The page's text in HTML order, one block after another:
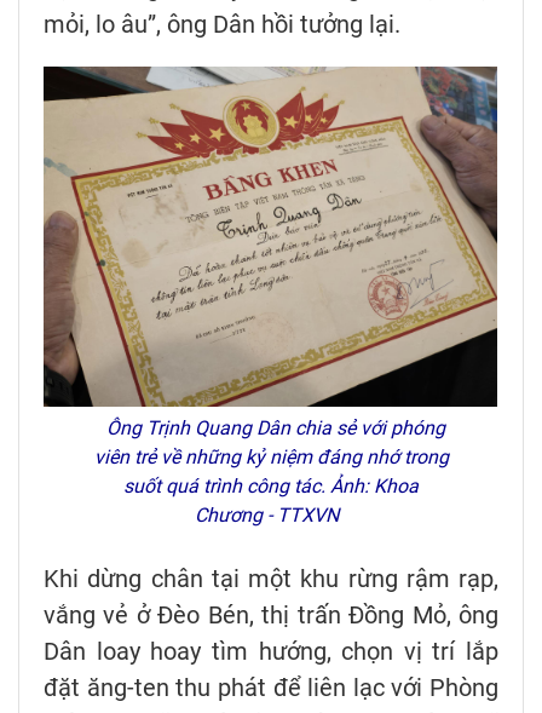
mỏi, lo âu”, ông Dân hồi tưởng lại.
Ông Trịnh Quang Dân chia sẻ với phóng
viên trẻ về những kỷ niệm đáng nhớ trong
suốt quá trình công tác. Ảnh: Khoa
Chương - TTXVN
Khi dừng chân tại một khu rừng rậm rạp,
vắng vẻ ở Đèo Bén, thị trấn Đồng Mỏ, ông
Dân loay hoay tìm hướng, chọn vị trí lắp
đặt ăng-ten thu phát để liên lạc với Phòng